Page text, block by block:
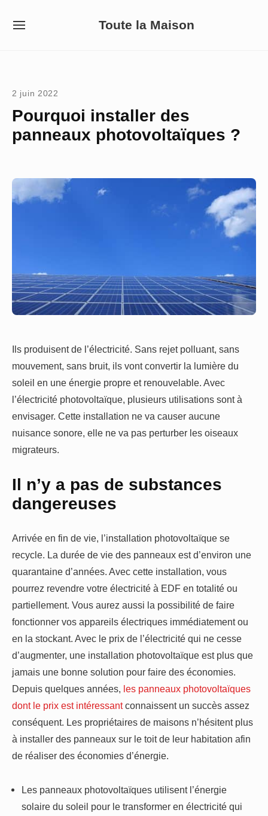
Toute la Maison
SITE
2 juin 2022
Pourquoi installer des
panneaux photovoltaïques ?
Ils produisent de l’électricité. Sans rejet polluant, sans
mouvement, sans bruit, ils vont convertir la lumière du
soleil en une énergie propre et renouvelable. Avec
l’électricité photovoltaïque, plusieurs utilisations sont à
envisager. Cette installation ne va causer aucune
nuisance sonore, elle ne va pas perturber les oiseaux
migrateurs.
Il n’y a pas de substances
dangereuses
Arrivée en fin de vie, l’installation photovoltaïque se
recycle. La durée de vie des panneaux est d’environ une
quarantaine d’années. Avec cette installation, vous
pourrez revendre votre électricité à EDF en totalité ou
partiellement. Vous aurez aussi la possibilité de faire
fonctionner vos appareils électriques immédiatement ou
en la stockant. Avec le prix de l’électricité qui ne cesse
d’augmenter, une installation photovoltaïque est plus que
jamais une bonne solution pour faire des économies.
Depuis quelques années, les panneaux photovoltaïques
dont le prix est intéressantconnaissent un succès assez
conséquent. Les propriétaires de maisons n’hésitent plus
à installer des panneaux sur le toit de leur habitation afin
de réaliser des économies d’énergie.
Les panneaux photovoltaïques utilisent l’énergie
solaire du soleil pour le transformer en électricité qui